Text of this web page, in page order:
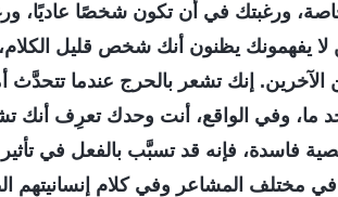
ورغبتك في أن تكون شخصًا
لا يفهمونك يظنون أنك شخص قليل
إنك تشعر بالحرج عندما تتحدَّث
ما، وفي الواقع، أنت وحدك تعرِف أنك
فاسدة، فإنه قد تسبَّب بالفعل في تأثير
في مختلف المشاعر وفي كلام إنسانيتهم